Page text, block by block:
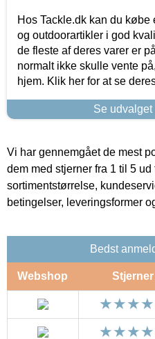
Hos Tackle.dk kan du
og outdoorartikler i god
de fleste af deres varer er
normalt ikke skulle vente
hjem. Klik her for at se
Se udvalget
Vi har gennemgået de mest
dem med stjerner fra 1 til 5
sortimentstørrelse,
betingelser, leveringsformer
Bedst
Webshop Stjerner